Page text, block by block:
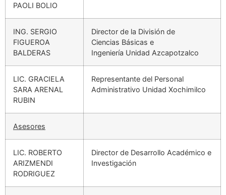
PAOLI BOLIO
ING. SERGIO
FIGUEROA
BALDERAS
Director de la División de
Ciencias Básicas e
Ingeniería Unidad Azcapotzalco
LIC. GRACIELA
SARA ARENAL
RUBIN
Representante del Personal
Administrativo Unidad Xochimilco
Asesores
LIC. ROBERTO
ARIZMENDI
RODRIGUEZ
Director de Desarrollo Académico e
Investigación